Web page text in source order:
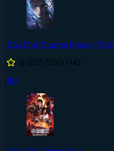
Đấu Phá Thương Khung
0 (207/500) FHD
#9